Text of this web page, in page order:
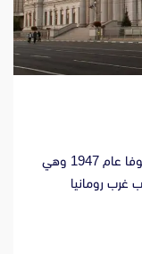
جامعة كرايوفا في رومانيا تأسست جامعة كرايوفا عام 1947 وهي
غرب رومانيا